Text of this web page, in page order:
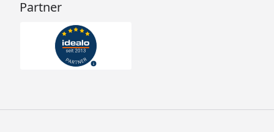
Partner